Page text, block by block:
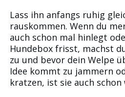
Lass ihn anfangs ruhig
rauskommen. Wenn du
auch schon mal hinlegt
Hundebox frisst, machst
zu und bevor dein Welpe
Idee kommt zu jammern
kratzen, ist sie auch schon